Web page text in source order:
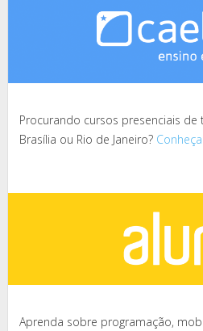
Procurando cursos presenciais de
Brasília ou Rio de Janeiro?
Aprenda sobre programação,